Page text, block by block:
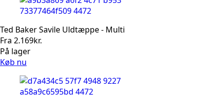
Ted Baker Savile Uldtæppe - Multi
Fra 2.169kr.
På lager
Køb nu